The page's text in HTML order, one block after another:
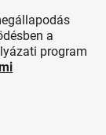
a
program